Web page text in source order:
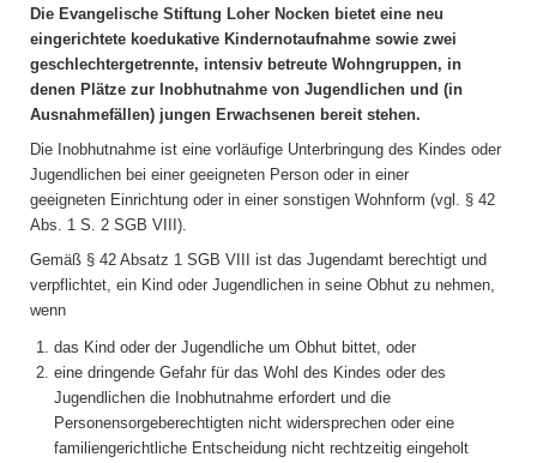
Die Evangelische Stiftung Loher Nocken bietet eine neu
eingerichtete koedukative Kindernotaufnahme sowie zwei
geschlechtergetrennte, intensiv betreute Wohngruppen, in
denen Plätze zur Inobhutnahme von Jugendlichen und (in
Ausnahmefällen) jungen Erwachsenen bereit stehen.
Die Inobhutnahme ist eine vorläufige Unterbringung des Kindes oder
Jugendlichen bei einer geeigneten Person oder in einer
geeigneten Einrichtung oder in einer sonstigen Wohnform (vgl. § 42
Abs. 1 S. 2 SGB VIII).
Gemäß § 42 Absatz 1 SGB VIII ist das Jugendamt berechtigt und
verpflichtet, ein Kind oder Jugendlichen in seine Obhut zu nehmen,
wenn
das Kind oder der Jugendliche um Obhut bittet, oder
eine dringende Gefahr für das Wohl des Kindes oder des
Jugendlichen die Inobhutnahme erfordert und die
Personensorgeberechtigten nicht widersprechen oder eine
familiengerichtliche Entscheidung nicht rechtzeitig eingeholt